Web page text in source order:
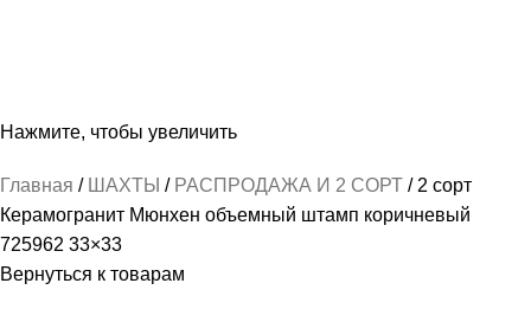
Нажмите, чтобы увеличить
Главная ШАХТЫ РАСПРОДАЖА И 2 СОРТ
2 сорт
Керамогранит Мюнхен объемный штамп коричневый
725962 33×33
Вернуться к товарам